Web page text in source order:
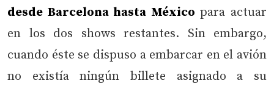
desde Barcelona hasta México para actuar
en los dos shows restantes. Sin embargo,
cuando éste se dispuso a embarcar en el avión
no existía ningún billete asignado a su